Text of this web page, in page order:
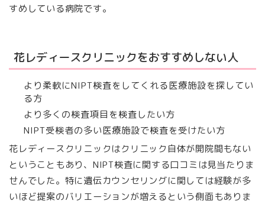
すめしている病院です。
花レディースクリニックをおすすめしない人
より柔軟にNIPT検査をしてくれる医療施設を探してい
る方
より多くの検査項目を検査したい方
NIPT受検者の多い医療施設で検査を受けたい方
花レディースクリニックはクリニック自体が開院間もない
ということもあり、NIPT検査に関する口コミは見当たりま
せんでした。特に遺伝カウンセリングに関しては経験が多
いほど提案のバリエーションが増えるという側面もありま